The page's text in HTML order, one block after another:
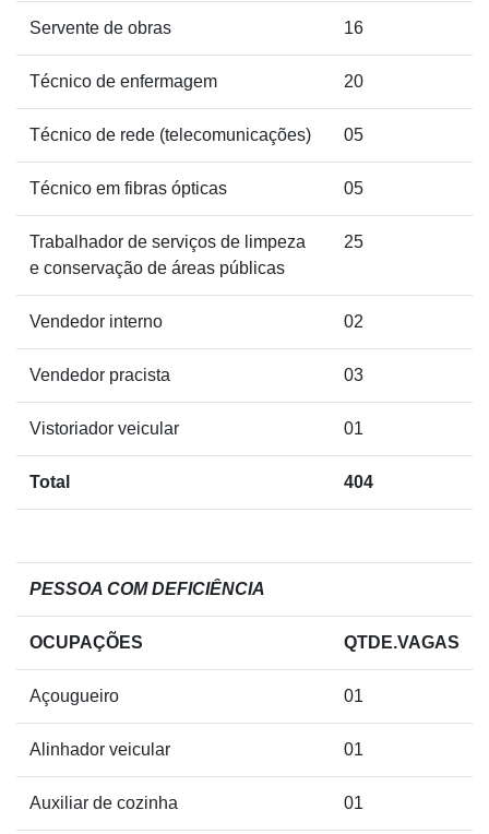
Servente de obras 16
Técnico de enfermagem 20
Técnico de rede (telecomunicações) 05
Técnico em fibras ópticas 05
Trabalhador de serviços de limpeza
e conservação de áreas públicas
25
Vendedor interno 02
Vendedor pracista 03
Vistoriador veicular 01
Total 404
PESSOA COM DEFICIÊNCIA
OCUPAÇÕES QTDE.VAGAS
Açougueiro 01
Alinhador veicular 01
Auxiliar de cozinha 01